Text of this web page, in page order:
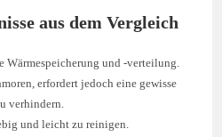
aus dem Vergleich
Wärmespeicherung und -verteilung.
erfordert jedoch eine gewisse
verhindern.
und leicht zu reinigen.